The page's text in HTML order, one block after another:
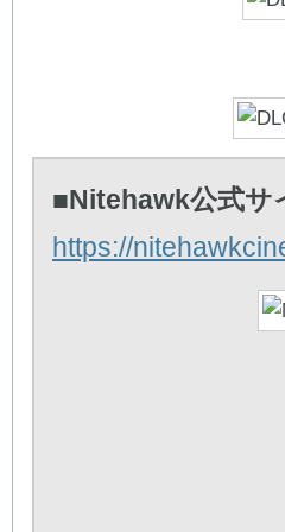
■Nitehawk公式サ
https://